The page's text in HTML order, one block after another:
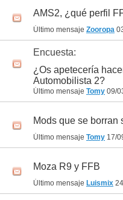
AMS2, ¿qué perfil
Último mensaje Zooropa
Encuesta:
¿Os apetecería
Automobilista 2?
Último mensaje Tomy 09/
Mods que se borran
Último mensaje Tomy 17/
Moza R9 y FFB
Último mensaje Luismix